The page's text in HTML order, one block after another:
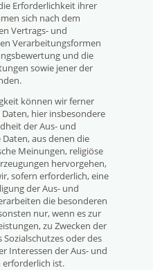
Erforderlichkeit ihrer
sich nach dem
Vertrags- und
Verarbeitungsformen
und die
sowie jener der
können wir ferner
hier insbesondere
der Aus- und
aus denen die
Meinungen, religiöse
hervorgehen,
sofern erforderlich, eine
der Aus- und
die besonderen
nur, wenn es zur
zu Zwecken der
oder des
Interessen der Aus- und
ist.